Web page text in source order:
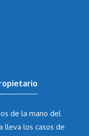
de la mano del
lleva los casos de